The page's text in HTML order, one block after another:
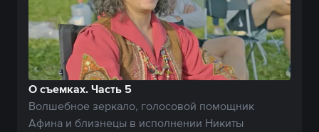
О съемках. Часть 5
Волшебное зеркало, голосовой помощник
Афина и близнецы в исполнении Никиты